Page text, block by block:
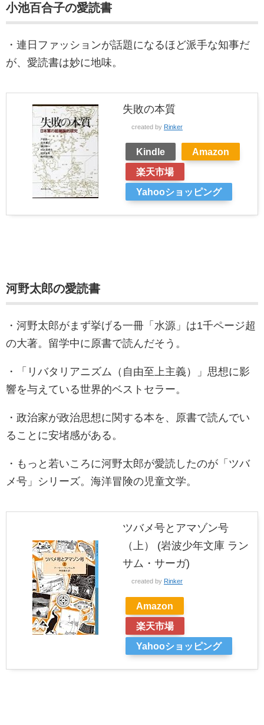
小池百合子の愛読書
・連日ファッションが話題になるほど派手な知事だ
が、愛読書は妙に地味。
失敗の本質
created by Rinker
Kindle
Amazon
楽天市場
Yahooショッピング
河野太郎の愛読書
・河野太郎がまず挙げる一冊「水源」は1千ページ超
の大著。留学中に原書で読んだそう。
・「リバタリアニズム（自由至上主義）」思想に影
響を与えている世界的ベストセラー。
・政治家が政治思想に関する本を、原書で読んでい
ることに安堵感がある。
・もっと若いころに河野太郎が愛読したのが「ツバ
メ号」シリーズ。海洋冒険の児童文学。
ツバメ号とアマゾン号
（上） (岩波少年文庫 ラン
サム・サーガ)
created by Rinker
Amazon
楽天市場
Yahooショッピング